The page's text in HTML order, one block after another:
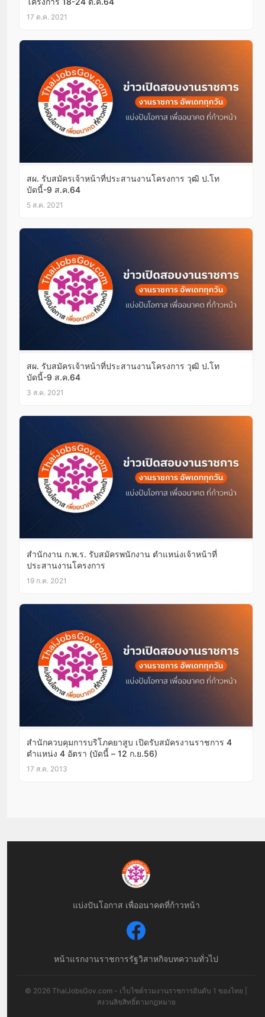
17 ต.ค. 2021
สผ. รับสมัครเจ้าหน้าที่ประสานงานโครงการ วุฒิ ป.โท
บัดนี้-9 ส.ค.64
5 ส.ค. 2021
สผ. รับสมัครเจ้าหน้าที่ประสานงานโครงการ วุฒิ ป.โท
บัดนี้-9 ส.ค.64
3 ส.ค. 2021
สำนักงาน ก.พ.ร. รับสมัครพนักงาน ตำแหน่งเจ้าหน้าที่
ประสานงานโครงการ
19 ก.ค. 2021
สำนักควบคุมการบริโภคยาสูบ เปิดรับสมัครงานราชการ 4
ตำแหน่ง 4 อัตรา (บัดนี้ – 12 ก.ย.56)
17 ส.ค. 2013
แบ่งปันโอกาส เพื่ออนาคตที่ก้าวหน้า
หน้าแรกงานราชการรัฐวิสาหกิจบทความทั่วไป
© 2026 ThaiJobsGov.com - เว็บไซต์รวมงานราชการอันดับ 1 ของไทย |
สงวนลิขสิทธิ์ตามกฎหมาย